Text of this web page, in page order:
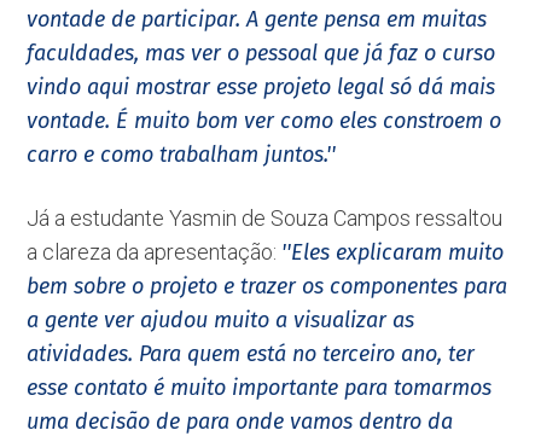
vontade de participar. A gente pensa em muitas
faculdades, mas ver o pessoal que já faz o curso
vindo aqui mostrar esse projeto legal só dá mais
vontade. É muito bom ver como eles constroem o
carro e como trabalham juntos.''
Já a estudante Yasmin de Souza Campos ressaltou
a clareza da apresentação: ''Eles explicaram muito
bem sobre o projeto e trazer os componentes para
a gente ver ajudou muito a visualizar as
atividades. Para quem está no terceiro ano, ter
esse contato é muito importante para tomarmos
uma decisão de para onde vamos dentro da